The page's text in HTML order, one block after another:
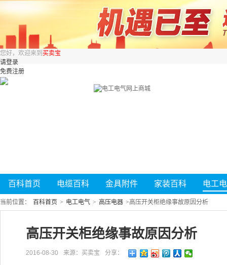
您好，欢迎来到 买卖宝
请登录
免费注册
百科首页 电缆百科 金具附件 家装百科 电工
当前位置： 百科首页 > 电工电气 > 高压电器 >高压开关柜绝缘事故原因分析
高压开关柜绝缘事故原因分析
2016-08-30 来源：买卖宝 分享：